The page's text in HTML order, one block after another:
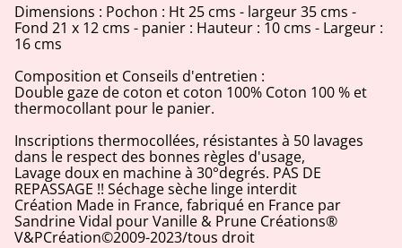
Dimensions : Pochon : Ht 25 cms - largeur 35 cms -
Fond 21 x 12 cms - panier : Hauteur : 10 cms - Largeur :
16 cms
Composition et Conseils d'entretien :
Double gaze de coton et coton 100% Coton 100 % et
thermocollant pour le panier.
Inscriptions thermocollées, résistantes à 50 lavages
dans le respect des bonnes règles d'usage,
Lavage doux en machine à 30°degrés. PAS DE
REPASSAGE !! Séchage sèche linge interdit
Création Made in France, fabriqué en France par
Sandrine Vidal pour Vanille & Prune Créations®
V&PCréation©2009-2023/tous droit